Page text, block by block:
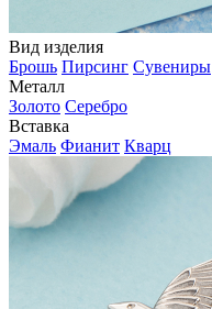
Вид изделия
Брошь Пирсинг Сувениры
Металл
Золото Серебро
Вставка
Эмаль Фианит Кварц